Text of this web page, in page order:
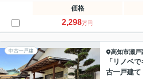
価格
2,298万円
中古一戸建 高知市瀬戸
「リノベ
古一戸建て